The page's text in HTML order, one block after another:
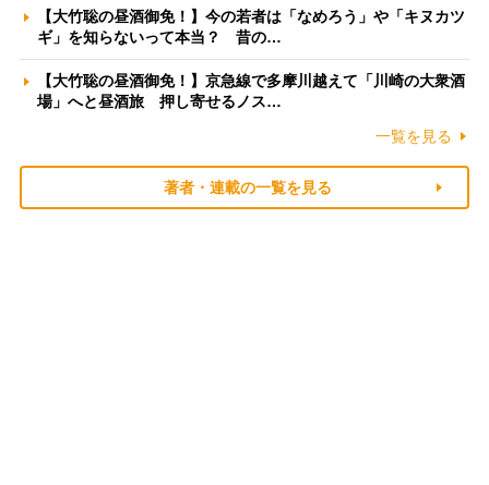
【大竹聡の昼酒御免！】今の若者は「なめろう」や「キヌカツ
ギ」を知らないって本当？ 昔の…
【大竹聡の昼酒御免！】京急線で多摩川越えて「川崎の大衆酒
場」へと昼酒旅 押し寄せるノス…
一覧を見る
著者・連載の一覧を見る